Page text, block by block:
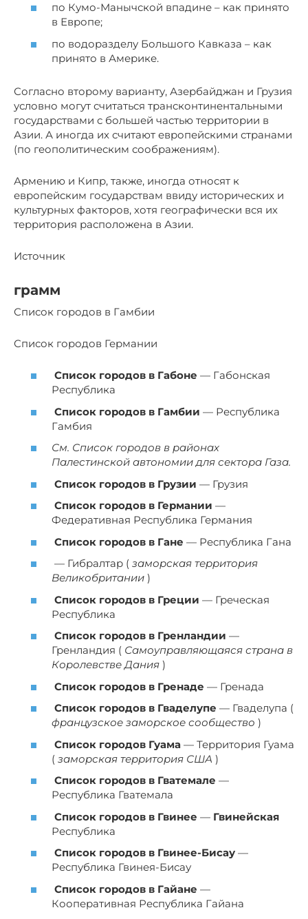
по Кумо-Манычской впадине – как принято
в Европе;
по водоразделу Большого Кавказа – как
принято в Америке.
Согласно второму варианту, Азербайджан и Грузия
условно могут считаться трансконтинентальными
государствами с большей частью территории в
Азии. А иногда их считают европейскими странами
(по геополитическим соображениям).
Армению и Кипр, также, иногда относят к
европейским государствам ввиду исторических и
культурных факторов, хотя географически вся их
территория расположена в Азии.
Источник
грамм
Список городов в Гамбии
Список городов Германии
Список городов в Габоне — Габонская
Республика
Список городов в Гамбии — Республика
Гамбия
См. Список городов в районах
Палестинской автономии для сектора Газа.
Список городов в Грузии — Грузия
Список городов в Германии —
Федеративная Республика Германия
Список городов в Гане — Республика Гана
— Гибралтар ( заморская территория
Великобритании )
Список городов в Греции — Греческая
Республика
Список городов в Гренландии —
Гренландия ( Самоуправляющаяся страна в
Королевстве Дания )
Список городов в Гренаде — Гренада
Список городов в Гваделупе — Гваделупа (
французское заморское сообщество )
Список городов Гуама — Территория Гуама
( заморская территория США )
Список городов в Гватемале —
Республика Гватемала
Список городов в Гвинее — Гвинейская
Республика
Список городов в Гвинее-Бисау —
Республика Гвинея-Бисау
Список городов в Гайане —
Кооперативная Республика Гайана